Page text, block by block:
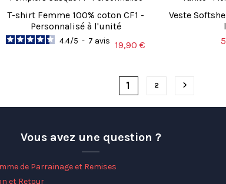
T-shirt Femme 100% coton CF1 -
Personnalisé à l'unité
4.4/5 - 7 avis 19,90 €
Veste
1 2 Suivant
Vous avez une question ?
de Parrainage et Remises
et Retour